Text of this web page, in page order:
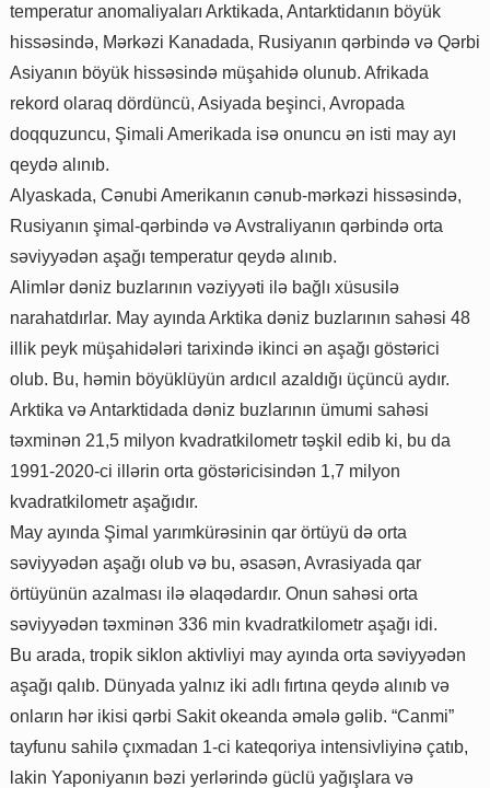
temperatur anomaliyaları Arktikada, Antarktidanın böyük
hissəsində, Mərkəzi Kanadada, Rusiyanın qərbində və Qərbi
Asiyanın böyük hissəsində müşahidə olunub. Afrikada
rekord olaraq dördüncü, Asiyada beşinci, Avropada
doqquzuncu, Şimali Amerikada isə onuncu ən isti may ayı
qeydə alınıb.
Alyaskada, Cənubi Amerikanın cənub-mərkəzi hissəsində,
Rusiyanın şimal-qərbində və Avstraliyanın qərbində orta
səviyyədən aşağı temperatur qeydə alınıb.
Alimlər dəniz buzlarının vəziyyəti ilə bağlı xüsusilə
narahatdırlar. May ayında Arktika dəniz buzlarının sahəsi 48
illik peyk müşahidələri tarixində ikinci ən aşağı göstərici
olub. Bu, həmin böyüklüyün ardıcıl azaldığı üçüncü aydır.
Arktika və Antarktidada dəniz buzlarının ümumi sahəsi
təxminən 21,5 milyon kvadratkilometr təşkil edib ki, bu da
1991-2020-ci illərin orta göstəricisindən 1,7 milyon
kvadratkilometr aşağıdır.
May ayında Şimal yarımkürəsinin qar örtüyü də orta
səviyyədən aşağı olub və bu, əsasən, Avrasiyada qar
örtüyünün azalması ilə əlaqədardır. Onun sahəsi orta
səviyyədən təxminən 336 min kvadratkilometr aşağı idi.
Bu arada, tropik siklon aktivliyi may ayında orta səviyyədən
aşağı qalıb. Dünyada yalnız iki adlı fırtına qeydə alınıb və
onların hər ikisi qərbi Sakit okeanda əmələ gəlib. “Canmi”
tayfunu sahilə çıxmadan 1-ci kateqoriya intensivliyinə çatıb,
lakin Yaponiyanın bəzi yerlərində güclü yağışlara və